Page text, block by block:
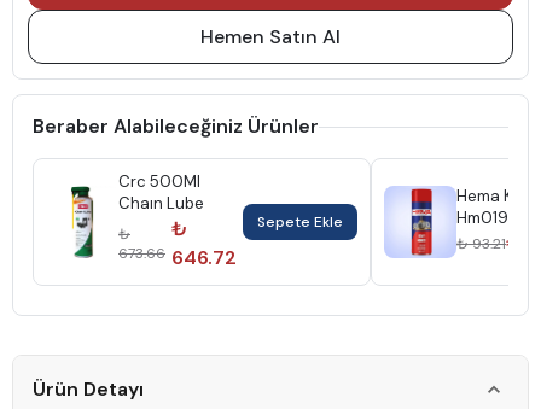
Hemen Satın Al
Beraber Alabileceğiniz Ürünler
Crc 500Ml
Chaın Lube
₺
673.66
₺
646.72
Sepete Ekle
Hema
Hm019
Sıvı Gres
₺ 93.21₺
Ürün Detayı